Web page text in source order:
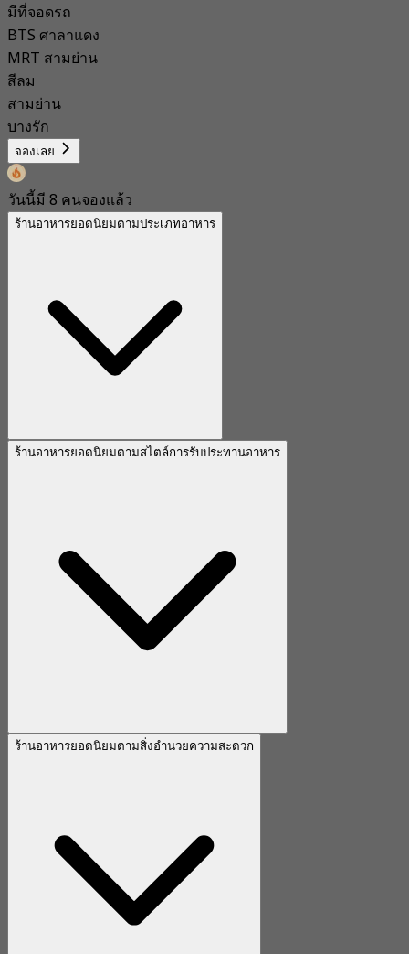
มีที่จอดรถ
BTS ศาลาแดง
MRT สามย่าน
สีลม
สามย่าน
บางรัก
จองเลย
วันนี้มี 8 คนจองแล้ว
ร้านอาหารยอดนิยมตามประเภทอาหาร
ร้านอาหารยอดนิยมตามสไตล์การรับประทานอาหาร
ร้านอาหารยอดนิยมตามสิ่งอำนวยความสะดวก